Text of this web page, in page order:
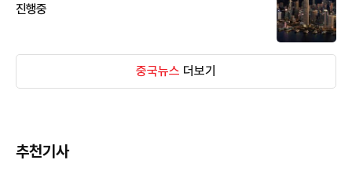
진행중
중국뉴스 더보기
추천기사